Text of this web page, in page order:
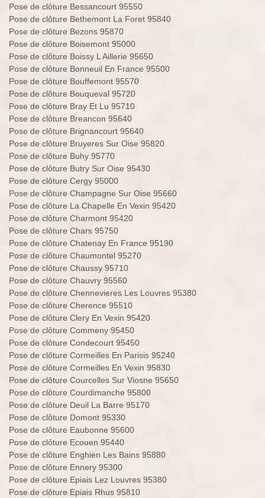
Pose de clôture Bessancourt 95550
Pose de clôture Bethemont La Foret 95840
Pose de clôture Bezons 95870
Pose de clôture Boisemont 95000
Pose de clôture Boissy L Aillerie 95650
Pose de clôture Bonneuil En France 95500
Pose de clôture Bouffemont 95570
Pose de clôture Bouqueval 95720
Pose de clôture Bray Et Lu 95710
Pose de clôture Breancon 95640
Pose de clôture Brignancourt 95640
Pose de clôture Bruyeres Sur Oise 95820
Pose de clôture Buhy 95770
Pose de clôture Butry Sur Oise 95430
Pose de clôture Cergy 95000
Pose de clôture Champagne Sur Oise 95660
Pose de clôture La Chapelle En Vexin 95420
Pose de clôture Charmont 95420
Pose de clôture Chars 95750
Pose de clôture Chatenay En France 95190
Pose de clôture Chaumontel 95270
Pose de clôture Chaussy 95710
Pose de clôture Chauvry 95560
Pose de clôture Chennevieres Les Louvres 95380
Pose de clôture Cherence 95510
Pose de clôture Clery En Vexin 95420
Pose de clôture Commeny 95450
Pose de clôture Condecourt 95450
Pose de clôture Cormeilles En Parisis 95240
Pose de clôture Cormeilles En Vexin 95830
Pose de clôture Courcelles Sur Viosne 95650
Pose de clôture Courdimanche 95800
Pose de clôture Deuil La Barre 95170
Pose de clôture Domont 95330
Pose de clôture Eaubonne 95600
Pose de clôture Ecouen 95440
Pose de clôture Enghien Les Bains 95880
Pose de clôture Ennery 95300
Pose de clôture Epiais Lez Louvres 95380
Pose de clôture Epiais Rhus 95810